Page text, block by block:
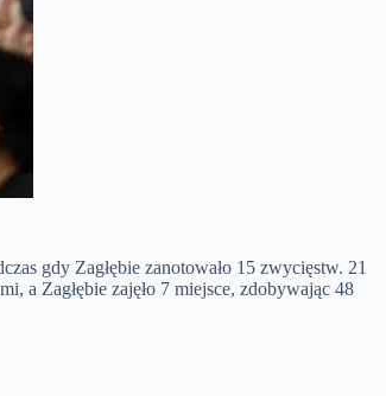
gdy Zagłębie zanotowało 15 zwycięstw. 21
a Zagłębie zajęło 7 miejsce, zdobywając 48